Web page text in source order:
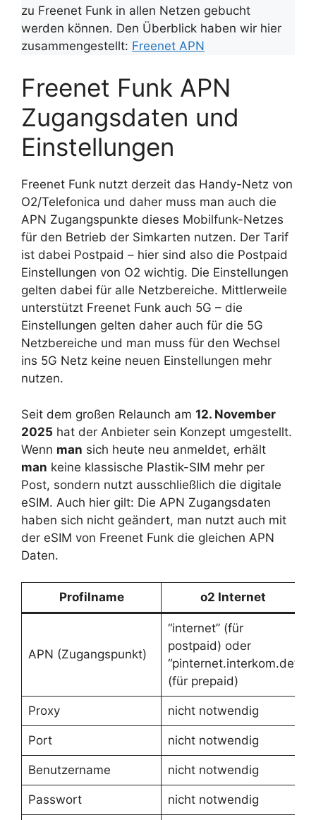
zu Freenet Funk in allen Netzen gebucht
werden können. Den Überblick haben wir hier
zusammengestellt: Freenet APN
Freenet Funk APN
Zugangsdaten und
Einstellungen
Freenet Funk nutzt derzeit das Handy-Netz von
O2/Telefonica und daher muss man auch die
APN Zugangspunkte dieses Mobilfunk-Netzes
für den Betrieb der Simkarten nutzen. Der Tarif
ist dabei Postpaid – hier sind also die Postpaid
Einstellungen von O2 wichtig. Die Einstellungen
gelten dabei für alle Netzbereiche. Mittlerweile
unterstützt Freenet Funk auch 5G – die
Einstellungen gelten daher auch für die 5G
Netzbereiche und man muss für den Wechsel
ins 5G Netz keine neuen Einstellungen mehr
nutzen.
Seit dem großen Relaunch am 12. November
2025 hat der Anbieter sein Konzept umgestellt.
Wenn man sich heute neu anmeldet, erhält
man keine klassische Plastik-SIM mehr per
Post, sondern nutzt ausschließlich die digitale
eSIM. Auch hier gilt: Die APN Zugangsdaten
haben sich nicht geändert, man nutzt auch mit
der eSIM von Freenet Funk die gleichen APN
Daten.
Profilname o2 Internet
APN (Zugangspunkt)
“internet” (für
postpaid) oder
“pinternet.interkom.de”
(für prepaid)
Proxy nicht notwendig
Port nicht notwendig
Benutzername nicht notwendig
Passwort nicht notwendig